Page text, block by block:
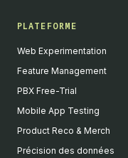
PLATEFORME
Web Experimentation
Feature Management
PBX Free-Trial
Mobile App Testing
Product Reco & Merch
Précision des données